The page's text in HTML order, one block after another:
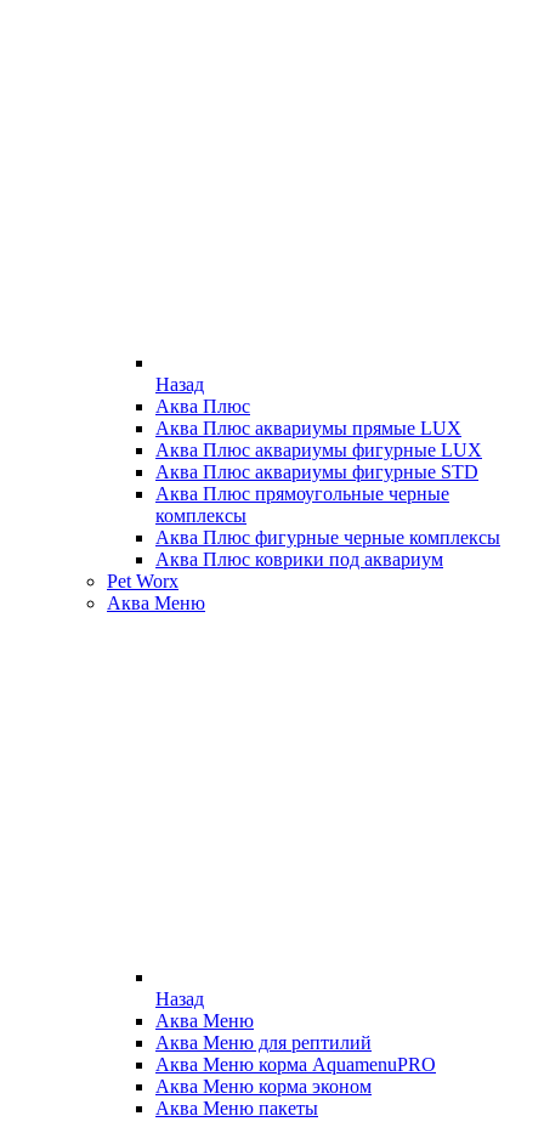
Назад
Аква Плюс
Аква Плюс аквариумы прямые LUX
Аква Плюс аквариумы фигурные LUX
Аква Плюс аквариумы фигурные STD
Аква Плюс прямоугольные черные
комплексы
Аква Плюс фигурные черные комплексы
Аква Плюс коврики под аквариум
Pet Worx
Аква Меню
Назад
Аква Меню
Аква Меню для рептилий
Аква Меню корма AquamenuPRO
Аква Меню корма эконом
Аква Меню пакеты